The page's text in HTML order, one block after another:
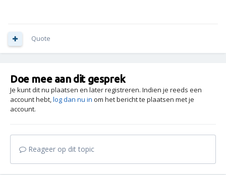
Quote
Doe mee aan dit gesprek
Je kunt dit nu plaatsen en later registreren. Indien je reeds een
account hebt,log dan nu in om het bericht te plaatsen met je
account.
Reageer op dit topic